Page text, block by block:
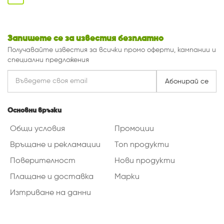
Запишете се за известия безплатно
Получавайте известия за всички промо оферти, кампании и
специални предложения
Абонирай се
Основни връзки
Общи условия
Връщане и рекламации
Поверителност
Плащане и доставка
Изтриване на данни
Промоции
Топ продукти
Нови продукти
Марки